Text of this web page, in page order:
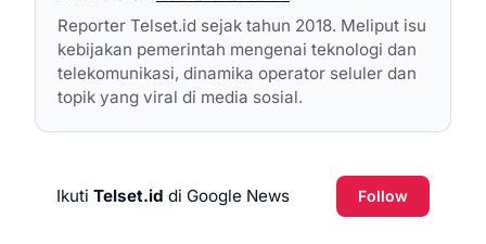
Reporter Telset.id sejak tahun 2018. Meliput isu
kebijakan pemerintah mengenai teknologi dan
telekomunikasi, dinamika operator seluler dan
topik yang viral di media sosial.
Ikuti Telset.id di Google News Follow